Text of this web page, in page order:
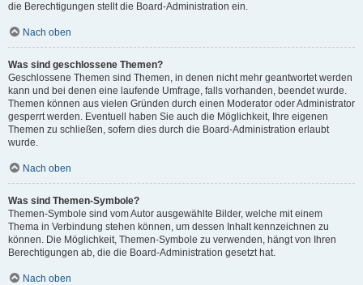
die Berechtigungen stellt die Board-Administration ein.
Nach oben
Was sind geschlossene Themen?
Geschlossene Themen sind Themen, in denen nicht mehr geantwortet werden
kann und bei denen eine laufende Umfrage, falls vorhanden, beendet wurde.
Themen können aus vielen Gründen durch einen Moderator oder Administrator
gesperrt werden. Eventuell haben Sie auch die Möglichkeit, Ihre eigenen
Themen zu schließen, sofern dies durch die Board-Administration erlaubt
wurde.
Nach oben
Was sind Themen-Symbole?
Themen-Symbole sind vom Autor ausgewählte Bilder, welche mit einem
Thema in Verbindung stehen können, um dessen Inhalt kennzeichnen zu
können. Die Möglichkeit, Themen-Symbole zu verwenden, hängt von Ihren
Berechtigungen ab, die die Board-Administration gesetzt hat.
Nach oben